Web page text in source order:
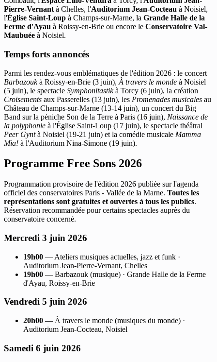
Pierre-Vernant à Chelles, l'Auditorium Jean-Cocteau à Noisiel,
l'Église Saint-Loup à Champs-sur-Marne, la Grande Halle de la
Ferme d'Ayau à Roissy-en-Brie ou encore le Conservatoire Val-
Maubuée à Noisiel.
Temps forts annoncés
Parmi les rendez-vous emblématiques de l'édition 2026 : le concert
Barbazoukà Roissy-en-Brie (3 juin), À travers le monde à Noisiel
(5 juin), le spectacle Symphonitastikà Torcy (6 juin), la création
Croisements aux Passerelles (13 juin), les Promenades musicales au
Château de Champs-sur-Marne (13-14 juin), un concert du Big
Band sur la péniche Son de la Terre à Paris (16 juin), Naissance de
la polyphonie à l'Église Saint-Loup (17 juin), le spectacle théâtral
Peer Gyntà Noisiel (19-21 juin) et la comédie musicale Mamma
Mia! à l'Auditorium Nina-Simone (19 juin).
Programme Free Sons 2026
Programmation provisoire de l'édition 2026 publiée sur l'agenda
officiel des conservatoires Paris - Vallée de la Marne. Toutes les
représentations sont gratuites et ouvertes à tous les publics.
Réservation recommandée pour certains spectacles auprès du
conservatoire concerné.
Mercredi 3 juin 2026
19h00 — Ateliers musiques actuelles, jazz et funk ·
Auditorium Jean-Pierre-Vernant, Chelles
19h00 — Barbazouk (musique) · Grande Halle de la Ferme
d'Ayau, Roissy-en-Brie
Vendredi 5 juin 2026
20h00 — À travers le monde (musiques du monde) ·
Auditorium Jean-Cocteau, Noisiel
Samedi 6 juin 2026